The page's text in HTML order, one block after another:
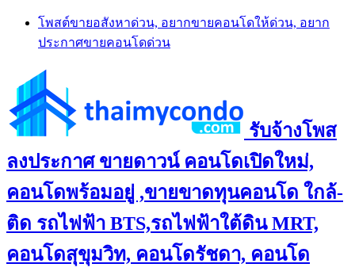
Skip
content
โพสต์ขายอสังหาด่วน, อยากขายคอนโดให้ด่วน, อยาก
ประกาศขายคอนโดด่วน
รับจ้างโพส
ลงประกาศ ขายดาวน์ คอนโดเปิดใหม่,
คอนโดพร้อมอยู่ ,ขายขาดทุนคอนโด ใกล้-
ติด รถไฟฟ้า BTS,รถไฟฟ้าใต้ดิน MRT,
คอนโดสุขุมวิท, คอนโดรัชดา, คอนโด